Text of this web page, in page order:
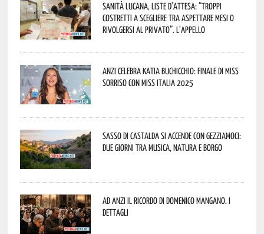
Sanità lucana, liste d’attesa: “Troppi
costretti a scegliere tra aspettare mesi o
rivolgersi al privato”. L’appello
Anzi celebra Katia Buchicchio: finale di Miss
Sorriso con Miss Italia 2025
Sasso di Castalda si accende con Gezziamoci:
due giorni tra musica, natura e borgo
Ad Anzi il ricordo di Domenico Mangano. I
dettagli